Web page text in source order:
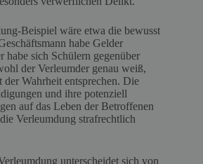
Beispiel wäre etwa die bewusst
habe Gelder
habe sich Schülern gegenüber
der Verleumder genau weiß,
der Wahrheit entsprechen. Die
und ihre potenziell
auf das Leben der Betroffenen
Verleumdung strafrechtlich
unterscheidet sich von